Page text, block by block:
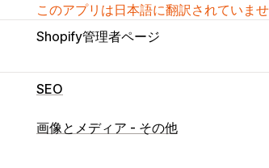
このアプリは日本語に翻訳されていま
Shopify管理者ページ
SEO
SEOツール
画像とメディア - その他